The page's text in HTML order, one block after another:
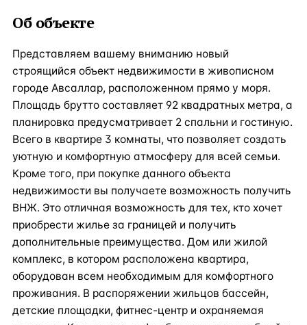
Об объекте
Представляем вашему вниманию новый
строящийся объект недвижимости в живописном
городе Авсаллар, расположенном прямо у моря.
Площадь брутто составляет 92 квадратных метра, а
планировка предусматривает 2 спальни и гостиную.
Всего в квартире 3 комнаты, что позволяет создать
уютную и комфортную атмосферу для всей семьи.
Кроме того, при покупке данного объекта
недвижимости вы получаете возможность получить
ВНЖ. Это отличная возможность для тех, кто хочет
приобрести жилье за границей и получить
дополнительные преимущества. Дом или жилой
комплекс, в котором расположена квартира,
оборудован всем необходимым для комфортного
проживания. В распоряжении жильцов бассейн,
детские площадки, фитнес-центр и охраняемая